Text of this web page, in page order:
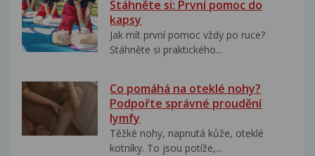
Stáhněte si: První pomoc do
kapsy
Jak mít první pomoc vždy po ruce?
Stáhněte si praktického...
Co pomáhá na oteklé nohy?
Podpořte správné proudění
lymfy
Těžké nohy, napnutá kůže, oteklé
kotníky. To jsou potíže,...